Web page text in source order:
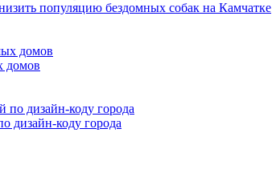
популяцию бездомных собак на Камчатке
домов
дизайн-коду города